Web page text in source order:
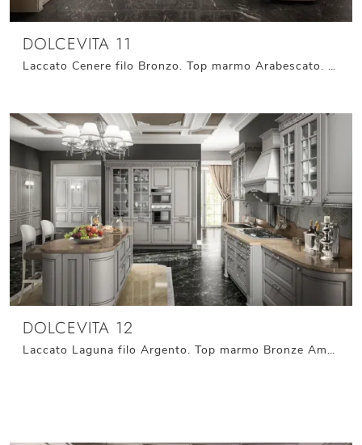
DOLCEVITA 11
Laccato Cenere filo Bronzo. Top marmo Arabescato. Maniglie finitura Rame Satinato Nero.
DOLCEVITA 12
Laccato Laguna filo Argento. Top marmo Bronze Amani. Maniglie finitura Cromo lucido con Strass.